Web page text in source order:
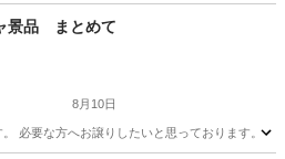
景品 まとめて
8月10日
必要な方へお譲りしたいと思っております。